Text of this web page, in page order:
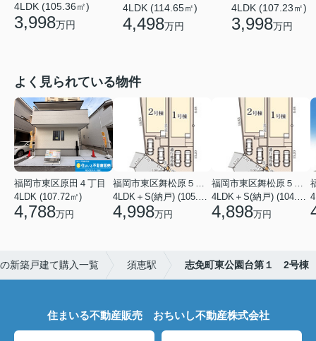
4LDK (105.36㎡)
3,998万円
4LDK (114.65㎡)
4,498万円
4LDK (107.23㎡)
3,998万円
よく見られている物件
福岡市東区原田４丁目
4LDK (107.72㎡)
4,788万円
福岡市東区舞松原５丁目
4LDK＋S(納戸) (105.70㎡)
4,998万円
福岡市東区舞松原５丁目
4LDK＋S(納戸) (104.08㎡)
4,898万円
新築戸建て購入一覧 須恵駅 志免町東公園台第１ 2号棟
住まいる不動産販売 おちいし不動産株式会社